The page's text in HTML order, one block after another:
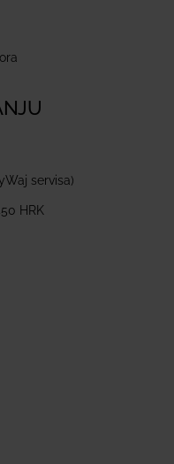
servisa)
HRK